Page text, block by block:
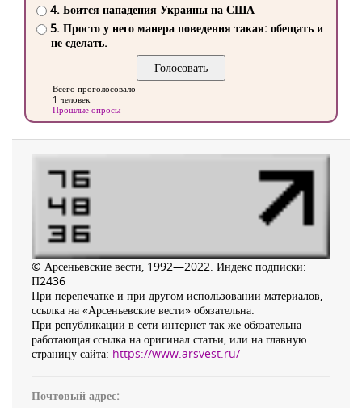
4. Боится нападения Украины на США
5. Просто у него манера поведения такая: обещать и
не сделать.
Всего проголосовало
1 человек
Прошлые опросы
© Арсеньевские вести, 1992—2022. Индекс подписки:
П2436
При перепечатке и при другом использовании материалов,
ссылка на «Арсеньевские вести» обязательна.
При републикации в сети интернет так же обязательна
работающая ссылка на оригинал статьи, или на главную
страницу сайта: https://www.arsvest.ru/
Почтовый адрес: